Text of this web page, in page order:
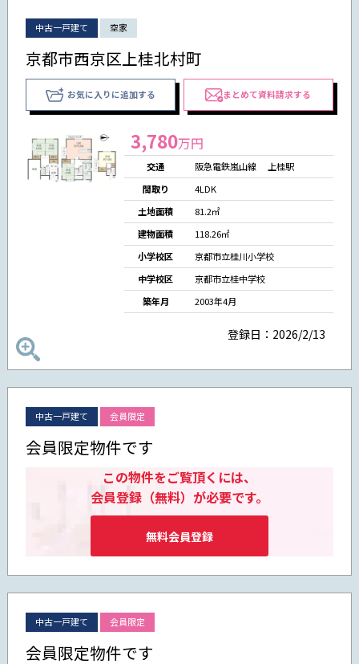
中古一戸建て 空家
京都市西京区上桂北村町
お気に入りに追加する まとめて資料請求する
3,780万円
交通
阪急電鉄嵐山線 上桂駅
間取り
4LDK
土地面積
81.2㎡
建物面積
118.26㎡
小学校区
京都市立桂川小学校
中学校区
京都市立桂中学校
築年月
2003年4月
登録日：2026/2/13
中古一戸建て 会員限定
会員限定物件です
この物件をご覧頂くには、
会員登録（無料）が必要です。
無料会員登録
中古一戸建て 会員限定
会員限定物件です